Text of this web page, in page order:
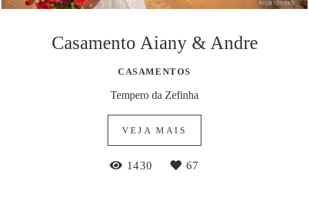
Casamento Aiany & Andre
CASAMENTOS
Tempero da Zefinha
VEJA MAIS
1430 67